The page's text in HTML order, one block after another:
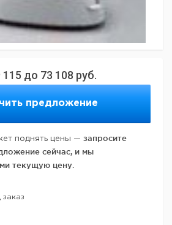
115 до 73 108 руб.
предложение
поднять цены — запросите
сейчас, и мы
текущую цену.
заказ